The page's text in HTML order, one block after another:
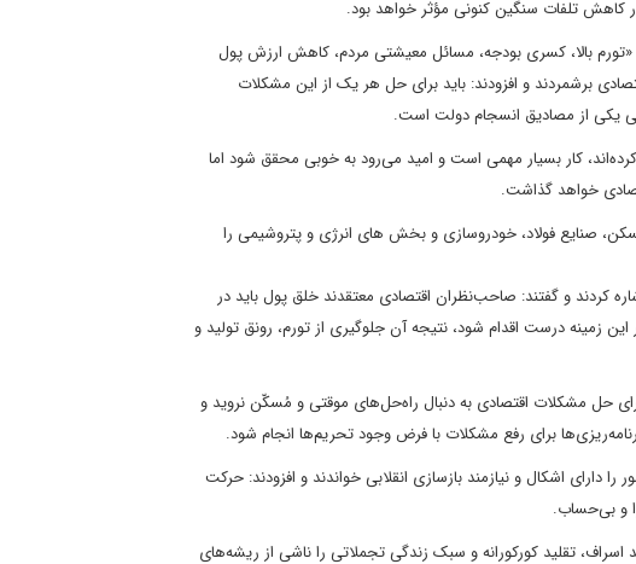
کاهش تلفات سنگین کنونی مؤثر خواهد بود.
بالا، کسری بودجه، مسائل معیشتی مردم، کاهش ارزش پول
برشمردند و افزودند: باید برای حل هر یک از این مشکلات
یکی از مصادیق انسجام دولت است.
کار بسیار مهمی است و امید می‌رود به خوبی محقق شود اما
خواهد گذاشت.
صنایع فولاد، خودروسازی و بخش های انرژی و پتروشیمی را
کردند و گفتند: صاحب‌نظران اقتصادی معتقدند خلق پول باید در
زمینه درست اقدام شود، نتیجه آن جلوگیری از تورم، رونق تولید و
زمینه اقتصاد با تأکید بر همت، تدبیر و کار جهادی، دو نکته مهم را گوشزد کردند: ۱- برای حل مشکلات اقتصادی به دنبال راه‌حل‌های موقتی و مُسکّن نروید و
دارای اشکال و نیازمند بازسازی انقلابی خواندند و افزودند: حرکت
و بی‌حساب.
اسراف، تقلید کورکورانه و سبک زندگی تجملاتی را ناشی از ریشه‌های